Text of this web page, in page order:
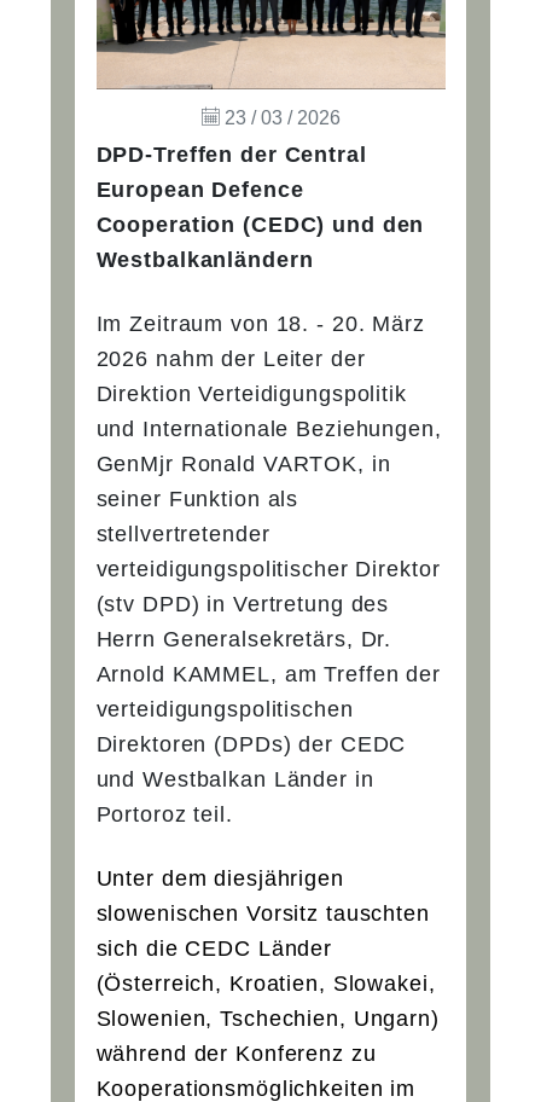
23 / 03 / 2026
DPD-Treffen der Central
European Defence
Cooperation (CEDC) und den
Westbalkanländern
Im Zeitraum von 18. - 20. März
2026 nahm der Leiter der
Direktion Verteidigungspolitik
und Internationale Beziehungen,
GenMjr Ronald VARTOK, in
seiner Funktion als
stellvertretender
verteidigungspolitischer Direktor
(stv DPD) in Vertretung des
Herrn Generalsekretärs, Dr.
Arnold KAMMEL, am Treffen der
verteidigungspolitischen
Direktoren (DPDs) der CEDC
und Westbalkan Länder in
Portoroz teil.
Unter dem diesjährigen
slowenischen Vorsitz tauschten
sich die CEDC Länder
(Österreich, Kroatien, Slowakei,
Slowenien, Tschechien, Ungarn)
während der Konferenz zu
Kooperationsmöglichkeiten im